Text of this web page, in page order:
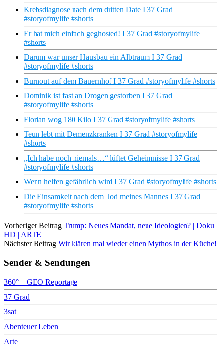
Krebsdiagnose nach dem dritten Date I 37 Grad
#storyofmylife #shorts
Er hat mich einfach geghosted! I 37 Grad #storyofmylife
#shorts
Darum war unser Hausbau ein Albtraum I 37 Grad
#storyofmylife #shorts
Burnout auf dem Bauernhof I 37 Grad #storyofmylife #shorts
Dominik ist fast an Drogen gestorben I 37 Grad
#storyofmylife #shorts
Florian wog 180 Kilo I 37 Grad #storyofmylife #shorts
Teun lebt mit Demenzkranken I 37 Grad #storyofmylife
#shorts
„Ich habe noch niemals…“ lüftet Geheimnisse I 37 Grad
#storyofmylife #shorts
Wenn helfen gefährlich wird I 37 Grad #storyofmylife #shorts
Die Einsamkeit nach dem Tod meines Mannes I 37 Grad
#storyofmylife #shorts
Vorheriger Beitrag Trump: Neues Mandat, neue Ideologien? | Doku
HD | ARTE
Nächster Beitrag Wir klären mal wieder einen Mythos in der Küche!
Sender & Sendungen
360° – GEO Reportage
37 Grad
3sat
Abenteuer Leben
Arte